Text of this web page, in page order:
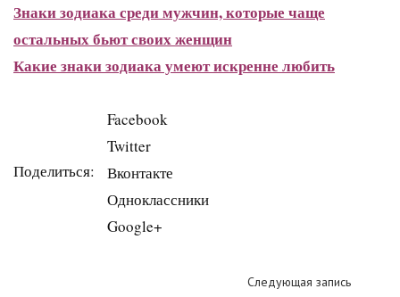
Знаки зодиака среди мужчин, которые чаще
остальных бьют своих женщин
Какие знаки зодиака умеют искренне любить
Поделиться:
Facebook
Twitter
Вконтакте
Одноклассники
Google+
Следующая запись